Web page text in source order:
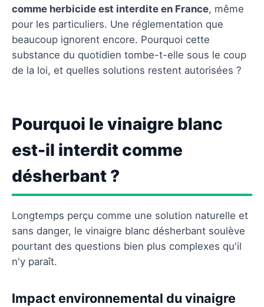
Alternatives légales au vinaigre blanc pour
désherber
Comment choisir le bon désherbant légal ?
Questions fréquentes
comme herbicide est interdite en France, même
pour les particuliers. Une réglementation que
beaucoup ignorent encore. Pourquoi cette
substance du quotidien tombe-t-elle sous le coup
de la loi, et quelles solutions restent autorisées ?
Pourquoi le vinaigre blanc
est-il interdit comme
désherbant ?
Longtemps perçu comme une solution naturelle et
sans danger, le vinaigre blanc désherbant soulève
pourtant des questions bien plus complexes qu'il
n'y paraît.
Impact environnemental du vinaigre